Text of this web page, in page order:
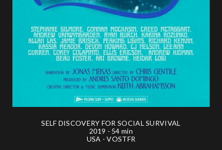
SELF DISCOVERY FOR SOCIAL SURVIVAL
2019 - 54 min
USA - VOSTFR